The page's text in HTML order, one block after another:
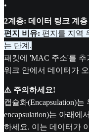
•
2계층: 데이터 링크 계
편지 비유: 편지를 지역
는 단계.
패킷에 'MAC 주소'를
워크 안에서 데이터가
⚠️ 주의하세요!
캡슐화(Encapsulation)
encapsulation)는 아래
하세요. 이는 데이터가